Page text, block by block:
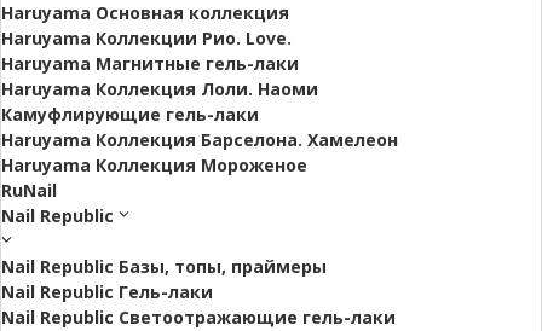
Haruyama Основная коллекция
Haruyama Коллекции Рио. Love.
Haruyama Магнитные гель-лаки
Haruyama Коллекция Лоли. Наоми
Камуфлирующие гель-лаки
Haruyama Коллекция Барселона. Хамелеон
Haruyama Коллекция Мороженое
RuNail
Nail Republic
Nail Republic Базы, топы, праймеры
Nail Republic Гель-лаки
Nail Republic Светоотражающие гель-лаки